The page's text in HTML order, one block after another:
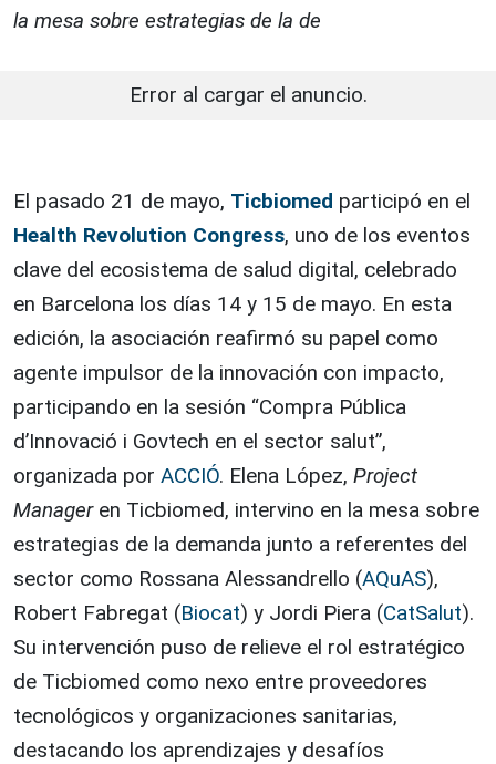
la mesa sobre estrategias de la de
Error al cargar el anuncio.
El pasado 21 de mayo, Ticbiomed participó en el
Health Revolution Congress, uno de los eventos
clave del ecosistema de salud digital, celebrado
en Barcelona los días 14 y 15 de mayo. En esta
edición, la asociación reafirmó su papel como
agente impulsor de la innovación con impacto,
participando en la sesión “Compra Pública
d’Innovació i Govtech en el sector salut”,
organizada por ACCIÓ. Elena López, Project
Manageren Ticbiomed, intervino en la mesa sobre
estrategias de la demanda junto a referentes del
sector como Rossana Alessandrello (AQuAS),
Robert Fabregat (Biocat) y Jordi Piera (CatSalut).
Su intervención puso de relieve el rol estratégico
de Ticbiomed como nexo entre proveedores
tecnológicos y organizaciones sanitarias,
destacando los aprendizajes y desafíos